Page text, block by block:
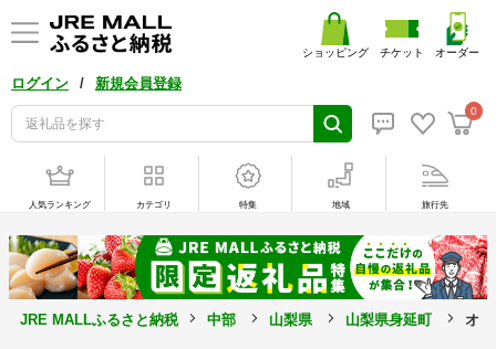
ログイン / 新規会員登録
0
ショッピング チケット オーダー
人気ランキング カテゴリ 特集 地域 旅行先
JRE MALLふるさと納税 中部 山梨県 山梨県身延町 オ